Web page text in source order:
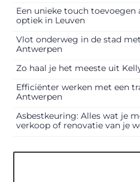
Een unieke touch toevoegen
optiek in Leuven
Vlot onderweg in de stad
Antwerpen
Zo haal je het meeste uit
Efficiënter werken met een
Antwerpen
Asbestkeuring: Alles wat je
verkoop of renovatie van je